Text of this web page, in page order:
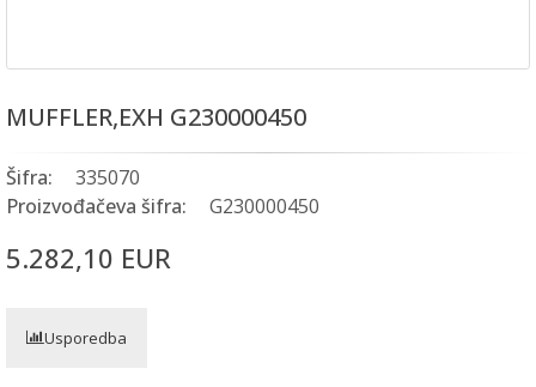
MUFFLER,EXH G230000450
Šifra:
335070
Proizvođačeva šifra:
G230000450
5.282,10 EUR
Usporedba